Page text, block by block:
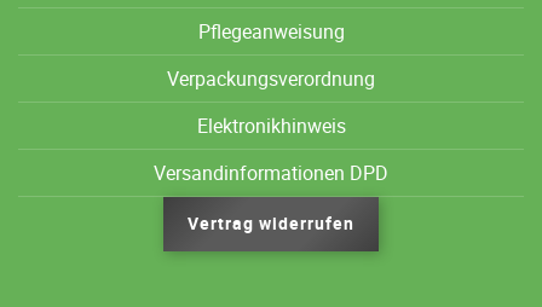
Pflegeanweisung
Verpackungsverordnung
Elektronikhinweis
Versandinformationen DPD
Vertrag widerrufen